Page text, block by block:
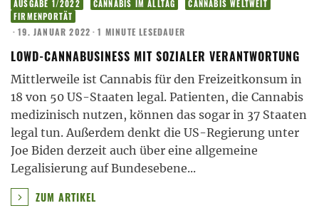
AUSGABE 1/2022 CANNABIS IM ALLTAG
CANNABIS WELTWEIT
FIRMENPORTÄT
· 19. JANUAR 2022 · 1 MINUTE LESEDAUER
LOWD-CANNABUSINESS MIT SOZIALER VERANTWORTUNG
Mittlerweile ist Cannabis für den Freizeitkonsum in
18 von 50 US-Staaten legal. Patienten, die Cannabis
medizinisch nutzen, können das sogar in 37 Staaten
legal tun. Außerdem denkt die US-Regierung unter
Joe Biden derzeit auch über eine allgemeine
Legalisierung auf Bundesebene...
ZUM ARTIKEL